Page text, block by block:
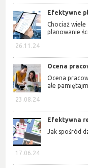
26.11.24
Efektywne
Chociaż
planowanie
23.08.24
Ocena
Ocena
ale
17.06.24
Efektywna
Jak spośród